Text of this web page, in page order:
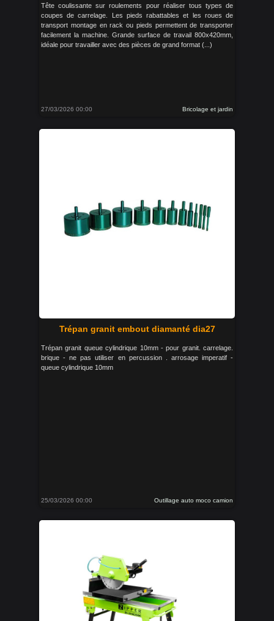
Tête coulissante sur roulements pour réaliser tous types de
coupes de carrelage. Les pieds rabattables et les roues de
transport montage en rack ou pieds permettent de transporter
facilement la machine. Grande surface de travail 800x420mm,
idéale pour travailler avec des pièces de grand format (...)
27/03/2026 00:00 Bricolage et jardin
Trépan granit embout diamanté dia27
Trépan granit queue cylindrique 10mm - pour granit. carrelage.
brique - ne pas utiliser en percussion . arrosage imperatif -
queue cylindrique 10mm
25/03/2026 00:00 Outillage auto moco camion